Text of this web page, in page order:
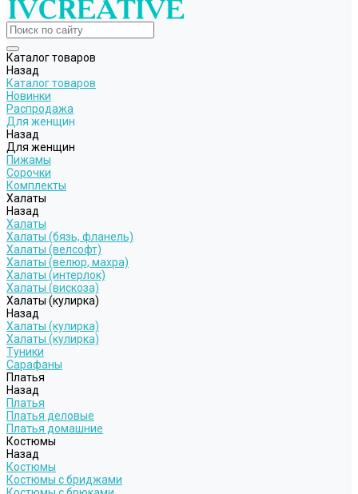
Каталог товаров
Назад
Каталог товаров
Новинки
Распродажа
Для женщин
Назад
Для женщин
Пижамы
Сорочки
Комплекты
Халаты
Назад
Халаты
Халаты (бязь, фланель)
Халаты (велсофт)
Халаты (велюр, махра)
Халаты (интерлок)
Халаты (вискоза)
Халаты (кулирка)
Назад
Халаты (кулирка)
Халаты (кулирка)
Туники
Сарафаны
Платья
Назад
Платья
Платья деловые
Платья домашние
Костюмы
Назад
Костюмы
Костюмы с бриджами